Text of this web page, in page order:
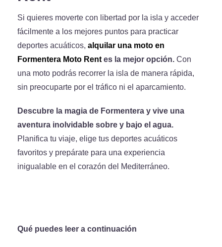
Si quieres moverte con libertad por la isla y acceder
fácilmente a los mejores puntos para practicar
deportes acuáticos, alquilar una moto en
Formentera Moto Rent es la mejor opción. Con
una moto podrás recorrer la isla de manera rápida,
sin preocuparte por el tráfico ni el aparcamiento.
Descubre la magia de Formentera y vive una
aventura inolvidable sobre y bajo el agua.
Planifica tu viaje, elige tus deportes acuáticos
favoritos y prepárate para una experiencia
inigualable en el corazón del Mediterráneo.
Qué puedes leer a continuación